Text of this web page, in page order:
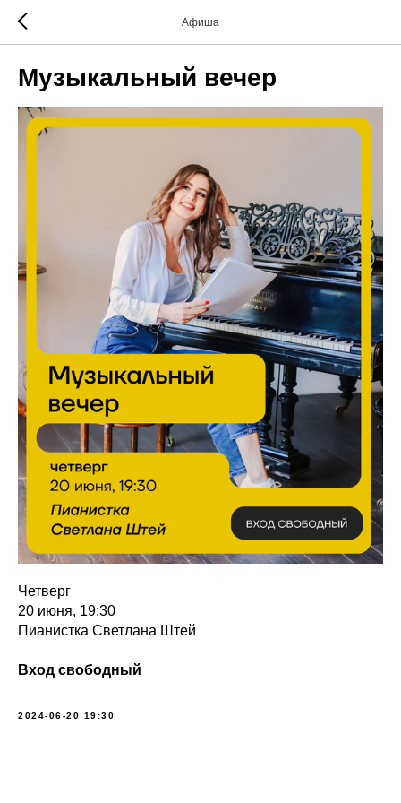
Афиша
Музыкальный вечер
Четверг
20 июня, 19:30
Пианистка Светлана Штей
Вход свободный
2024-06-20 19:30